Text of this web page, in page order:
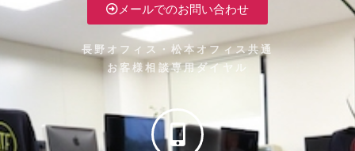
メールでのお問い合わせ
長野オフィス・松本オフィス共通
お客様相談専用ダイヤル